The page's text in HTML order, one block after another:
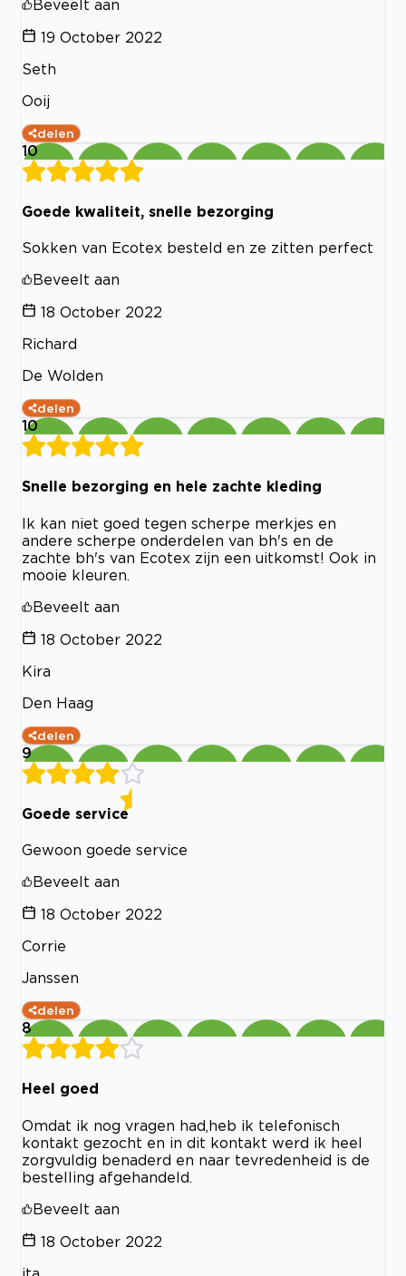
Beveelt aan
19 October 2022
Seth
Ooij
delen
10
Goede kwaliteit, snelle bezorging
Sokken van Ecotex besteld en ze zitten perfect
Beveelt aan
18 October 2022
Richard
De Wolden
delen
10
Snelle bezorging en hele zachte kleding
Ik kan niet goed tegen scherpe merkjes en
andere scherpe onderdelen van bh's en de
zachte bh's van Ecotex zijn een uitkomst! Ook in
mooie kleuren.
Beveelt aan
18 October 2022
Kira
Den Haag
delen
9
Goede service
Gewoon goede service
Beveelt aan
18 October 2022
Corrie
Janssen
delen
8
Heel goed
Omdat ik nog vragen had,heb ik telefonisch
kontakt gezocht en in dit kontakt werd ik heel
zorgvuldig benaderd en naar tevredenheid is de
bestelling afgehandeld.
Beveelt aan
18 October 2022